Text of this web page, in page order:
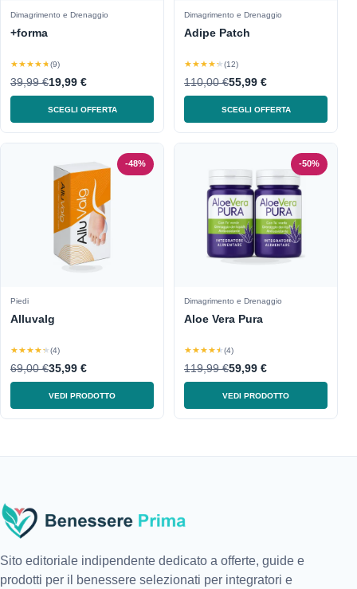
Dimagrimento e Drenaggio
+forma
★★★★★(9)
39,99 €19,99 €
SCEGLI OFFERTA
Dimagrimento e Drenaggio
Adipe Patch
★★★★★(12)
110,00 €55,99 €
SCEGLI OFFERTA
-48%
Piedi
Alluvalg
★★★★★(4)
69,00 €35,99 €
VEDI PRODOTTO
-50%
Dimagrimento e Drenaggio
Aloe Vera Pura
★★★★★(4)
119,99 €59,99 €
VEDI PRODOTTO
Sito editoriale indipendente dedicato a offerte, guide e
prodotti per il benessere selezionati per integratori e